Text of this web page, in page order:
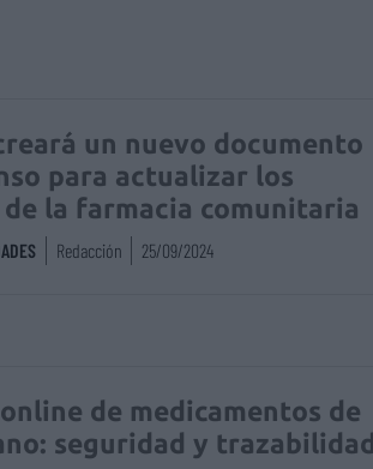
un nuevo documento
para actualizar los
la farmacia comunitaria
Redacción 25/09/2024
de medicamentos de
seguridad y trazabilidad